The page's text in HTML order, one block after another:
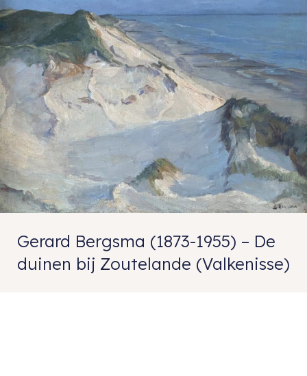
Gerard Bergsma (1873-1955) – De
duinen bij Zoutelande (Valkenisse)